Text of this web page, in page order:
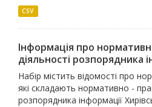
CSV
Інформація про
діяльності розпорядника
Набір містить відомості про
які складають нормативно -
розпорядника інформації